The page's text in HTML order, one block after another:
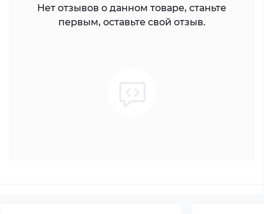
Нет отзывов о данном товаре, станьте
первым, оставьте свой отзыв.